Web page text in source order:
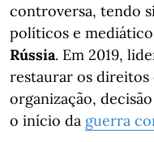
controversa, tendo
políticos e
Rússia. Em 2019,
restaurar os direitos
organização,
o início da guerra